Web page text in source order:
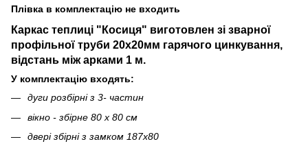
Плівка в комплектацію не входить
Каркас теплиці "Косиця" виготовлен зі зварної
профільної труби 20х20мм гарячого цинкування,
відстань між арками 1 м.
У комплектацію входять:
дуги розбірні з 3- частин
вікно - збірне 80 х 80 см
двері збірні з замком 187х80